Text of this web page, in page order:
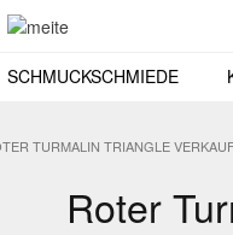
SCHMUCKSCHMIEDE
TURMALIN TRIANGLE
Roter